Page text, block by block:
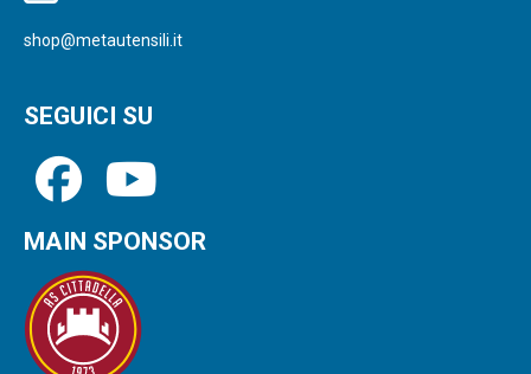
shop@metautensili.it
SEGUICI SU
MAIN SPONSOR